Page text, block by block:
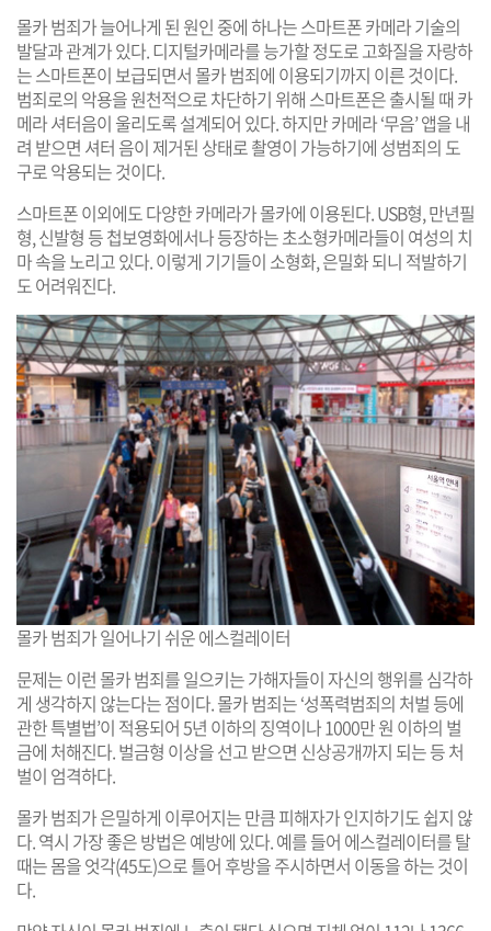
몰카 범죄가 늘어나게 된 원인 중에 하나는 스마트폰 카메라 기술의
발달과 관계가 있다. 디지털카메라를 능가할 정도로 고화질을 자랑하
는 스마트폰이 보급되면서 몰카 범죄에 이용되기까지 이른 것이다.
범죄로의 악용을 원천적으로 차단하기 위해 스마트폰은 출시될 때 카
메라 셔터음이 울리도록 설계되어 있다. 하지만 카메라 ‘무음’ 앱을 내
려 받으면 셔터 음이 제거된 상태로 촬영이 가능하기에 성범죄의 도
구로 악용되는 것이다.
스마트폰 이외에도 다양한 카메라가 몰카에 이용된다. USB형, 만년필
형, 신발형 등 첩보영화에서나 등장하는 초소형카메라들이 여성의 치
마 속을 노리고 있다. 이렇게 기기들이 소형화, 은밀화 되니 적발하기
도 어려워진다.
몰카 범죄가 일어나기 쉬운 에스컬레이터
문제는 이런 몰카 범죄를 일으키는 가해자들이 자신의 행위를 심각하
게 생각하지 않는다는 점이다. 몰카 범죄는 ‘성폭력범죄의 처벌 등에
관한 특별법’이 적용되어 5년 이하의 징역이나 1000만 원 이하의 벌
금에 처해진다. 벌금형 이상을 선고 받으면 신상공개까지 되는 등 처
벌이 엄격하다.
몰카 범죄가 은밀하게 이루어지는 만큼 피해자가 인지하기도 쉽지 않
다. 역시 가장 좋은 방법은 예방에 있다. 예를 들어 에스컬레이터를 탈
때는 몸을 엇각(45도)으로 틀어 후방을 주시하면서 이동을 하는 것이
다.